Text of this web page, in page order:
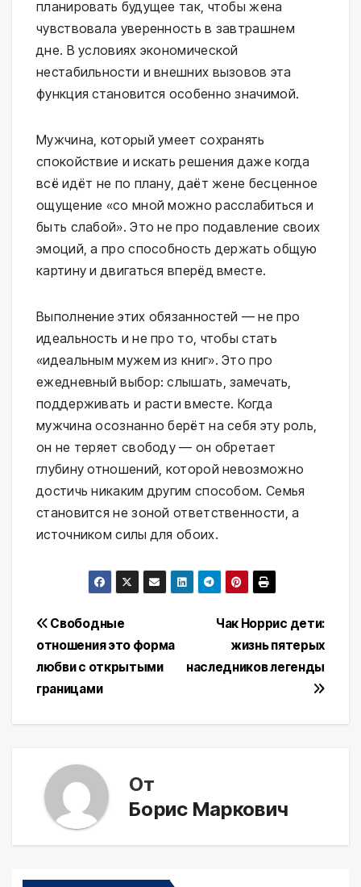
планировать будущее так, чтобы жена
чувствовала уверенность в завтрашнем
дне. В условиях экономической
нестабильности и внешних вызовов эта
функция становится особенно значимой.
Мужчина, который умеет сохранять
спокойствие и искать решения даже когда
всё идёт не по плану, даёт жене бесценное
ощущение «со мной можно расслабиться и
быть слабой». Это не про подавление своих
эмоций, а про способность держать общую
картину и двигаться вперёд вместе.
Выполнение этих обязанностей — не про
идеальность и не про то, чтобы стать
«идеальным мужем из книг». Это про
ежедневный выбор: слышать, замечать,
поддерживать и расти вместе. Когда
мужчина осознанно берёт на себя эту роль,
он не теряет свободу — он обретает
глубину отношений, которой невозможно
достичь никаким другим способом. Семья
становится не зоной ответственности, а
источником силы для обоих.
Навигация
по
записям
Чак Норрис дети:
жизнь пятерых
наследников легенды
Свободные
отношения это форма
любви с открытыми
границами
От
Борис Маркович